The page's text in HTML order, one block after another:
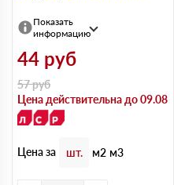
Показать
информацию
44 руб
57руб
Цена действительна до 09.08
Цена за шт. м2 м3